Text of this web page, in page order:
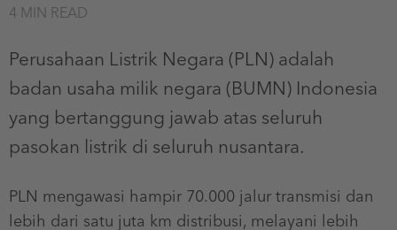
4 MIN READ
Perusahaan Listrik Negara (PLN) adalah
badan usaha milik negara (BUMN) Indonesia
yang bertanggung jawab atas seluruh
pasokan listrik di seluruh nusantara.
PLN mengawasi hampir 70.000 jalur transmisi dan
lebih dari satu juta km distribusi, melayani lebih